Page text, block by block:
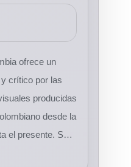
y
los laberintos
el hito del jardín
en el mundo
nuestro
el segundo se
de respuesta
ofrece un
crítico por las
producidas
desde la
el presente. Su
el arte no solo